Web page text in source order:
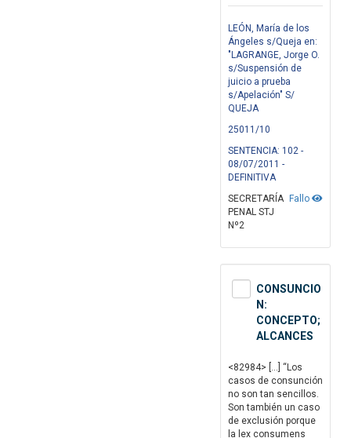
LEÓN, María de los
Ángeles s/Queja en:
"LAGRANGE, Jorge O.
s/Suspensión de
juicio a prueba
s/Apelación" S/
QUEJA
25011/10
SENTENCIA: 102 -
08/07/2011 -
DEFINITIVA
Fallo
SECRETARÍA
PENAL STJ
Nº2
CONSUNCIO
N:
CONCEPTO;
ALCANCES
<82984> […] “Los
casos de consunción
no son tan sencillos.
Son también un caso
de exclusión porque
la lex consumens